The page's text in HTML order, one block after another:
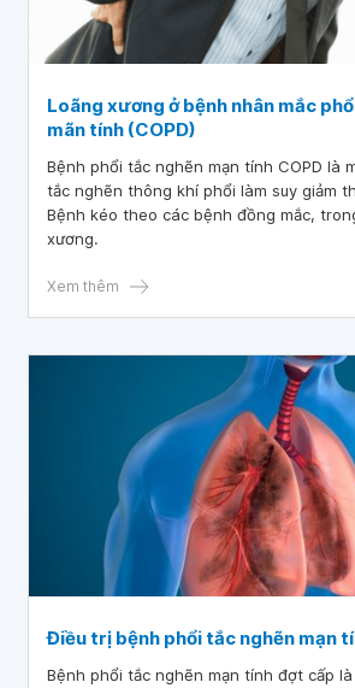
Loãng xương ở bệnh nhân mắc
mãn tính (COPD)
Bệnh phổi tắc nghẽn mạn tính COPD là
tắc nghẽn thông khí phổi làm suy giảm
Bệnh kéo theo các bệnh đồng mắc,
xương.
Xem thêm
Điều trị bệnh phổi tắc nghẽn mạn
Bệnh phổi tắc nghẽn mạn tính đợt cấp